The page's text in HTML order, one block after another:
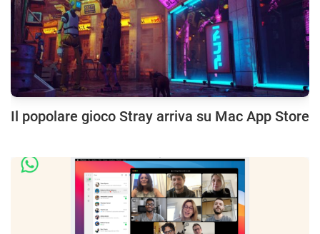
Il popolare gioco Stray arriva su Mac App Store